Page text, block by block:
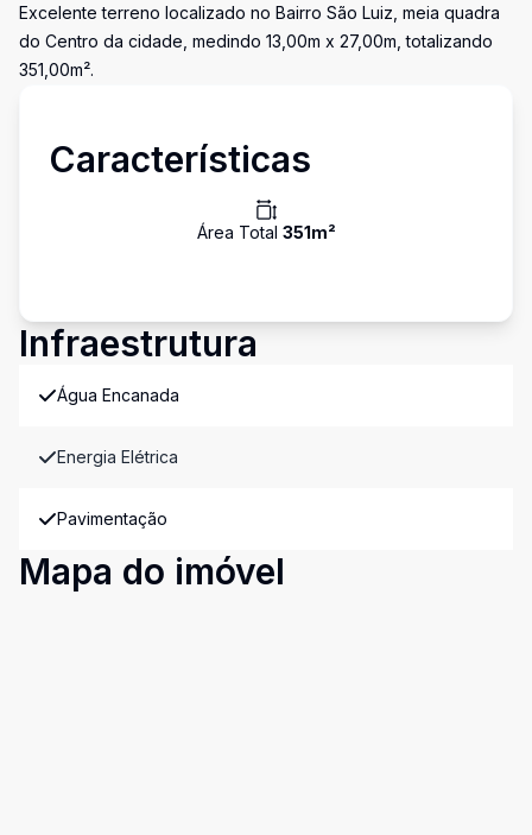
Excelente terreno localizado no Bairro São Luiz, meia quadra
do Centro da cidade, medindo 13,00m x 27,00m, totalizando
351,00m².
Características
Área Total 351m²
Infraestrutura
Água Encanada
Energia Elétrica
Pavimentação
Mapa do imóvel